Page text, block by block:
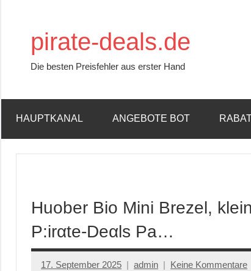
springenpirate-deals.de
Die besten Preisfehler aus erster Hand
HAUPTKANAL ANGEBOTE BOT
Huober Bio Mini Brezel,
P:irαtе-Dеαls Pa…
17. September 2025 admin Keine Kommentare